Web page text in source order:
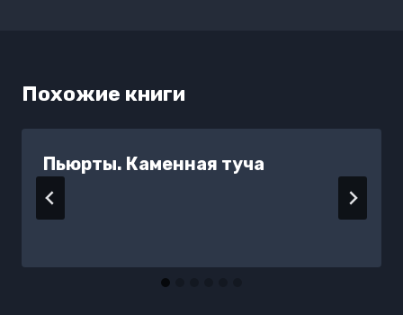
Похожие книги
Пьюрты. Каменная туча